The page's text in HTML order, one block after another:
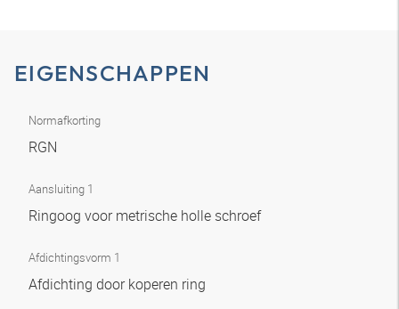
EIGENSCHAPPEN
Normafkorting
RGN
Aansluiting 1
Ringoog voor metrische holle schroef
Afdichtingsvorm 1
Afdichting door koperen ring